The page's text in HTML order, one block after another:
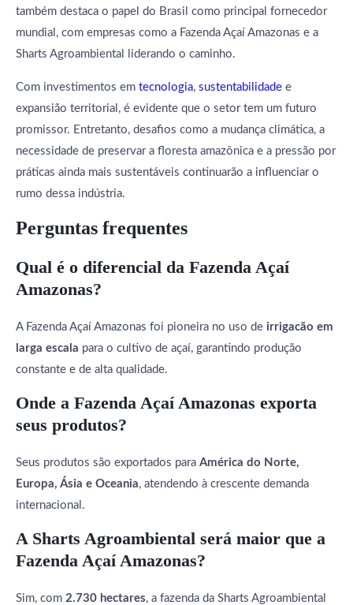
também destaca o papel do Brasil como principal fornecedor
mundial, com empresas como a Fazenda Açaí Amazonas e a
Sharts Agroambiental liderando o caminho.
Com investimentos em tecnologia, sustentabilidade e
expansião territorial, é evidente que o setor tem um futuro
promissor. Entretanto, desafios como a mudança climática, a
necessidade de preservar a floresta amazônica e a pressão por
práticas ainda mais sustentáveis continuarão a influenciar o
rumo dessa indústria.
Perguntas frequentes
Qual é o diferencial da Fazenda Açaí
Amazonas?
A Fazenda Açaí Amazonas foi pioneira no uso de irrigacão em
larga escala para o cultivo de açaí, garantindo produção
constante e de alta qualidade.
Onde a Fazenda Açaí Amazonas exporta
seus produtos?
Seus produtos são exportados para América do Norte,
Europa, Ásia e Oceania, atendendo à crescente demanda
internacional.
A Sharts Agroambiental será maior que a
Fazenda Açaí Amazonas?
Sim, com 2.730 hectares, a fazenda da Sharts Agroambiental